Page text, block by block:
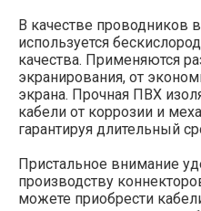
В качестве проводников
используется
качества. Применяются
экранирования, от
экрана. Прочная ПВХ
кабели от коррозии и
гарантируя длительный
Пристальное внимание
производству
можете приобрести